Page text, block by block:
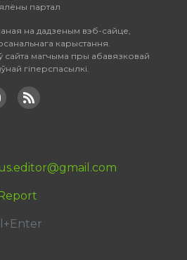
партал
на дадзеным вэб-сайце,
карыстання.
магчыма пры абавязковай
гіперспасылкі.